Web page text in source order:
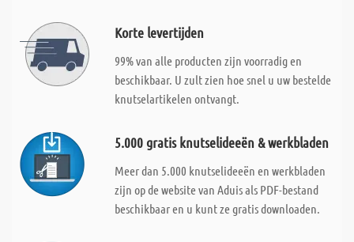
Korte levertijden
99% van alle producten zijn voorradig en
beschikbaar. U zult zien hoe snel u uw bestelde
knutselartikelen ontvangt.
5.000 gratis knutselideeën & werkbladen
Meer dan 5.000 knutselideeën en werkbladen
zijn op de website van Aduis als PDF-bestand
beschikbaar en u kunt ze gratis downloaden.